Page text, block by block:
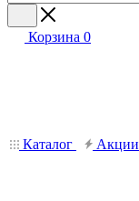
Корзина 0
Каталог Акции